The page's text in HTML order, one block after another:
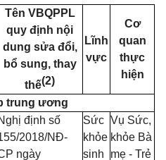
Tên VBQPPL
quy định nội
dung sửa đổi,
bổ sung, thay
thế(2)
Lĩnh
vực
Cơ
quan
thực
hiện
trung ương
định số
2018/NĐ-
ngày
Sức
khỏe
sinh
Vụ Sức,
khỏe Bà
mẹ - Trẻ